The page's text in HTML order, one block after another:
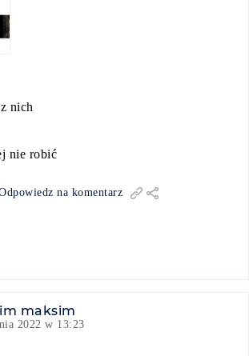
nich
nie robić
na komentarz
maksim
2022 w 13:23